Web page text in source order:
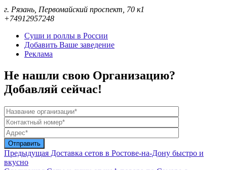
г. Рязань, Первомайский проспект, 70 к1
+74912957248
Суши и роллы в России
Добавить Ваше заведение
Реклама
Не нашли свою Организацию?
Добавляй сейчас!
Предыдущая Доставка сетов в Ростове-на-Дону быстро и
вкусно